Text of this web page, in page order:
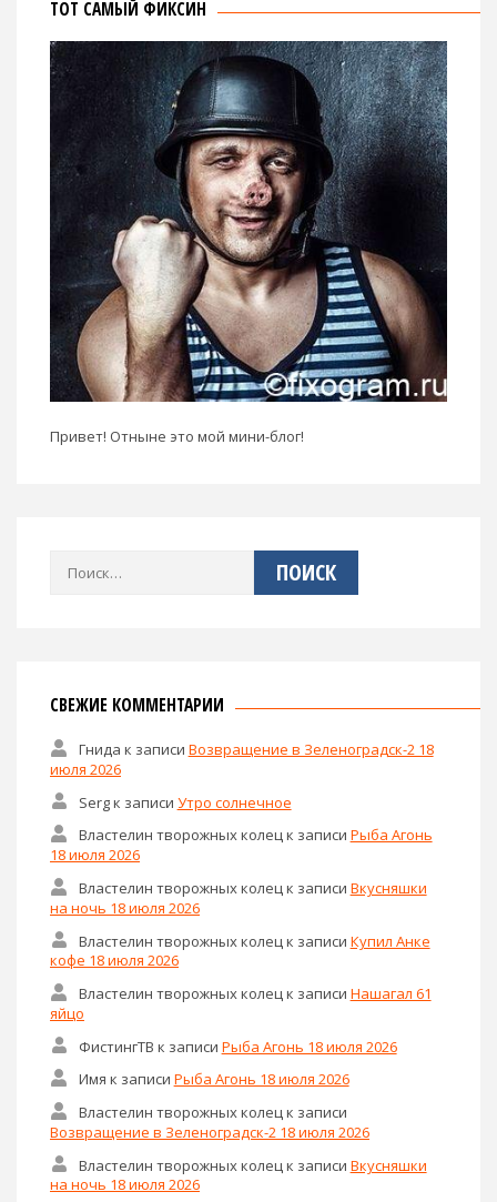
ТОТ САМЫЙ ФИКСИН
Привет! Отныне это мой мини-блог!
Найти:
СВЕЖИЕ КОММЕНТАРИИ
Гнида к записи Возвращение в Зеленоградск-2 18
июля 2026
Sergк записи Утро солнечное
Властелин творожных колецк записи Рыба Агонь
18 июля 2026
Властелин творожных колец к записи Вкусняшки
на ночь 18 июля 2026
Властелин творожных колец к записи Купил Анке
кофе 18 июля 2026
Властелин творожных колецк записи Нашагал 61
яйцо
ФистингТВ к записи Рыба Агонь 18 июля 2026
Имя к записи Рыба Агонь 18 июля 2026
Властелин творожных колец к записи
Возвращение в Зеленоградск-2 18 июля 2026
Властелин творожных колец к записи Вкусняшки
на ночь 18 июля 2026